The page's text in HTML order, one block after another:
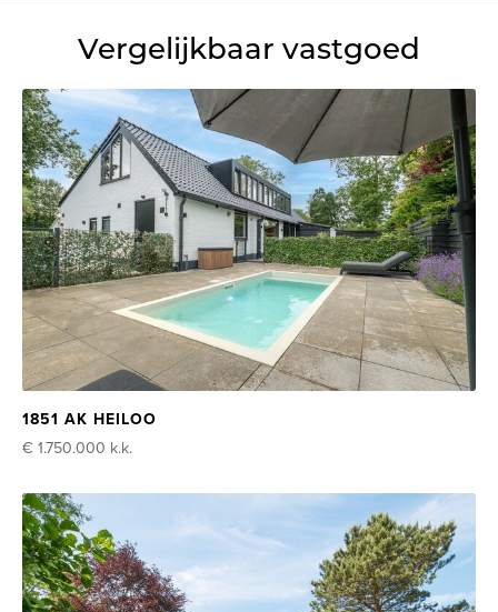
Vergelijkbaar vastgoed
1851 AK HEILOO
€ 1.750.000 k.k.